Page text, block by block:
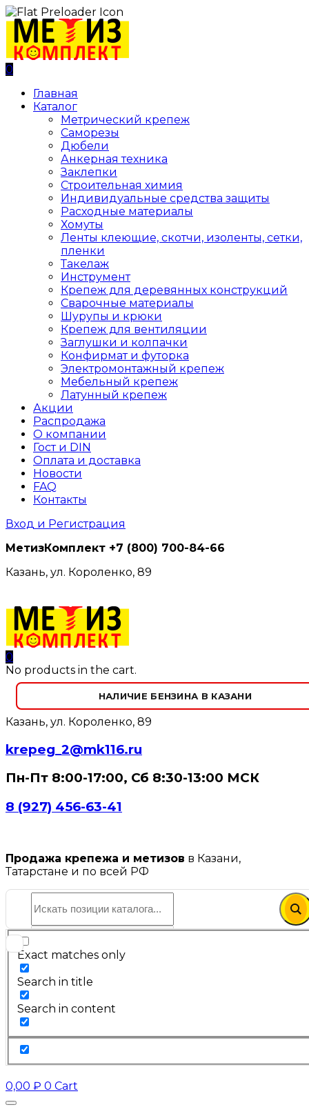
0
Главная
Каталог
Метрический крепеж
Саморезы
Дюбели
Анкерная техника
Заклепки
Строительная химия
Индивидуальные средства защиты
Расходные материалы
Хомуты
Ленты клеющие, скотчи, изоленты, сетки,
пленки
Такелаж
Инструмент
Крепеж для деревянных конструкций
Сварочные материалы
Шурупы и крюки
Крепеж для вентиляции
Заглушки и колпачки
Конфирмат и футорка
Электромонтажный крепеж
Мебельный крепеж
Латунный крепеж
Акции
Распродажа
О компании
Гост и DIN
Оплата и доставка
Новости
FAQ
Контакты
Вход и Регистрация
МетизКомплект +7 (800) 700-84-66
Казань, ул. Короленко, 89
0
No products in the cart.
НАЛИЧИЕ БЕНЗИНА В КАЗАНИ
Казань, ул. Короленко, 89
krepeg_2@mk116.ru
Пн-Пт 8:00-17:00, Сб 8:30-13:00 МСК
8 (927) 456-63-41
Продажа крепежа и метизов в Казани,
Татарстане и по всей РФ
Exact matches only
Search in title
Search in content
0,00 ₽ 0 Cart